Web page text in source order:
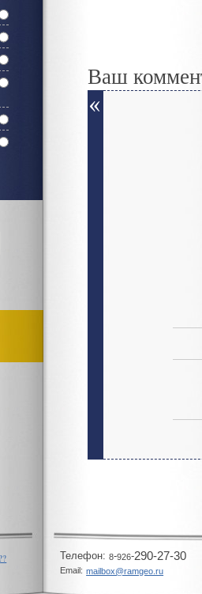
Ваш
Телeфон: 8-926-290-27-30
Email: mailbox@ramgeo.ru